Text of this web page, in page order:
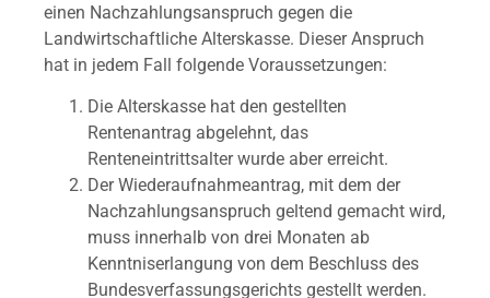
einen Nachzahlungsanspruch gegen die
Landwirtschaftliche Alterskasse. Dieser Anspruch
hat in jedem Fall folgende Voraussetzungen:
Die Alterskasse hat den gestellten
Rentenantrag abgelehnt, das
Renteneintrittsalter wurde aber erreicht.
Der Wiederaufnahmeantrag, mit dem der
Nachzahlungsanspruch geltend gemacht wird,
muss innerhalb von drei Monaten ab
Kenntniserlangung von dem Beschluss des
Bundesverfassungsgerichts gestellt werden.